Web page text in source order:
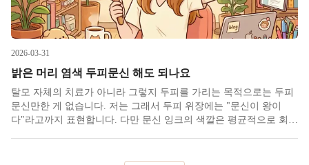
2026-03-31
밝은 머리 염색 두피문신 해도 되나요
탈모 자체의 치료가 아니라 그렇지 두피를 가리는 목적으로는 두피
문신만한 게 없습니다. 저는 그래서 두피 위장에는 "문신이 왕이
다"라고까지 표현합니다. 다만 문신 잉크의 색깔은 평균적으로 회색